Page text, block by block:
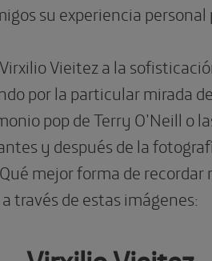
su experiencia
Vieitez a la
por la particular mirada
pop de Terry O’Neill o
y después de la
mejor forma de recordar
través de estas imágenes: